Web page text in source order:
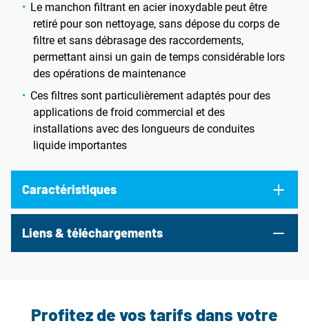
Le manchon filtrant en acier inoxydable peut être
retiré pour son nettoyage, sans dépose du corps de
filtre et sans débrasage des raccordements,
permettant ainsi un gain de temps considérable lors
des opérations de maintenance
Ces filtres sont particulièrement adaptés pour des
applications de froid commercial et des
installations avec des longueurs de conduites
liquide importantes
Caractéristiques
Liens & téléchargements
Profitez de vos tarifs dans votre